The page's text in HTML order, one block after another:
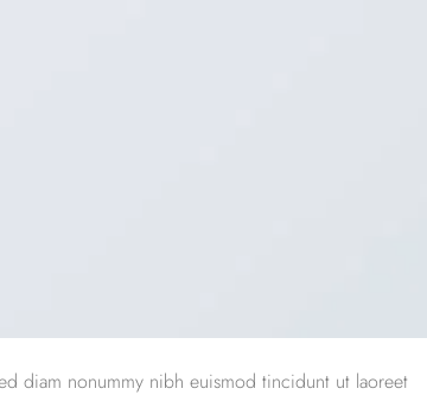
diam nonummy nibh euismod tincidunt ut laoreet